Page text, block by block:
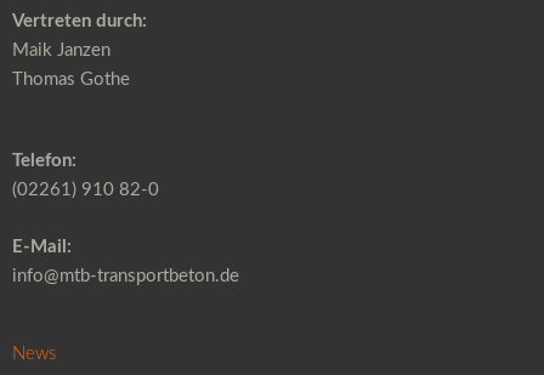
Vertreten durch:
Maik Janzen
Thomas Gothe
Telefon:
(02261) 910 82-0
E-Mail:
info@mtb-transportbeton.de
News